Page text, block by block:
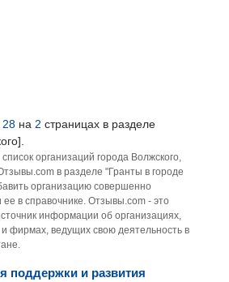
28 на 2 страницах в разделе
организаций города Волжского,
в разделе "Гранты в городе
организацию совершенно
в справочнике. Отзывы.com - это
информации об организациях,
фирмах, ведущих свою деятельность в
поддержки и развития